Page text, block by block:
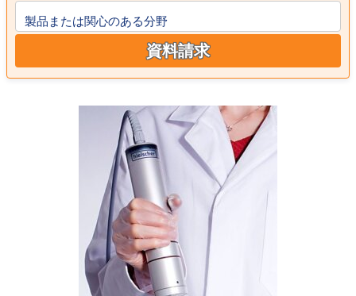
製品または関心のある分野
資料請求